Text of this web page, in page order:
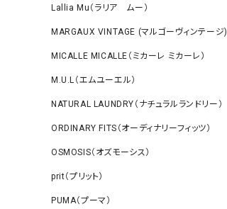
Lallia Mu（ラリア ムー）
MARGAUX VINTAGE (マルゴーヴィンテージ)
MICALLE MICALLE（ミカーレ ミカーレ）
M.U.L（エムユーエル）
NATURAL LAUNDRY（ナチュラルランドリー）
ORDINARY FITS（オーディナリーフィッツ）
OSMOSIS（オズモーシス）
prit（プリット）
PUMA（プーマ）